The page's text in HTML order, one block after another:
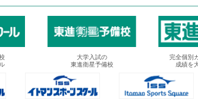
大学入試の
東進衛星予備校
完全個別
成績を